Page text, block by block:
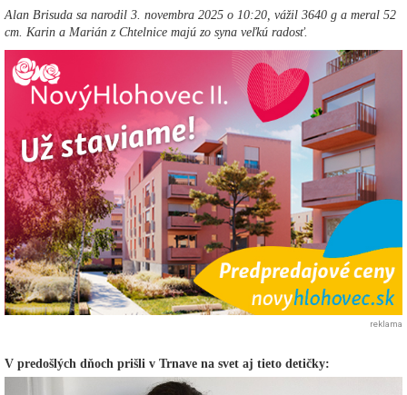
Alan Brisuda sa narodil 3. novembra 2025 o 10:20, vážil 3640 g a meral 52
cm. Karin a Marián z Chtelnice majú zo syna veľkú radosť.
reklama
V predošlých dňoch prišli v Trnave na svet aj tieto detičky: